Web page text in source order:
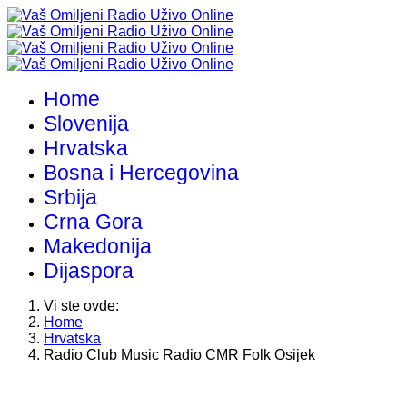
Home
Slovenija
Hrvatska
Bosna i Hercegovina
Srbija
Crna Gora
Makedonija
Dijaspora
Vi ste ovde:
Home
Hrvatska
Radio Club Music Radio CMR Folk Osijek